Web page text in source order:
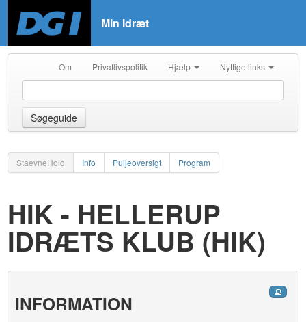
Min Idræt
Om Privatlivspolitik Hjælp Nyttige links
Søgeguide
StaevneHold Info Puljeoversigt Program
HIK - HELLERUP
IDRÆTS KLUB (HIK)
INFORMATION